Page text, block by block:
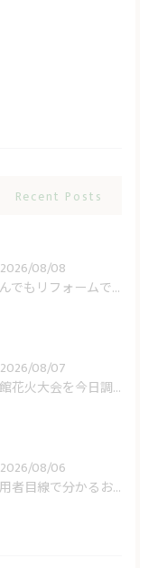
Recent Posts
2026/08/08
なんでもリフォームで小修繕の費用不安を軽く
2026/08/07
函館花火大会を今日調べる前に見る開催日と順延
2026/08/06
利用者目線で分かるおうち工房たぐちの安心感